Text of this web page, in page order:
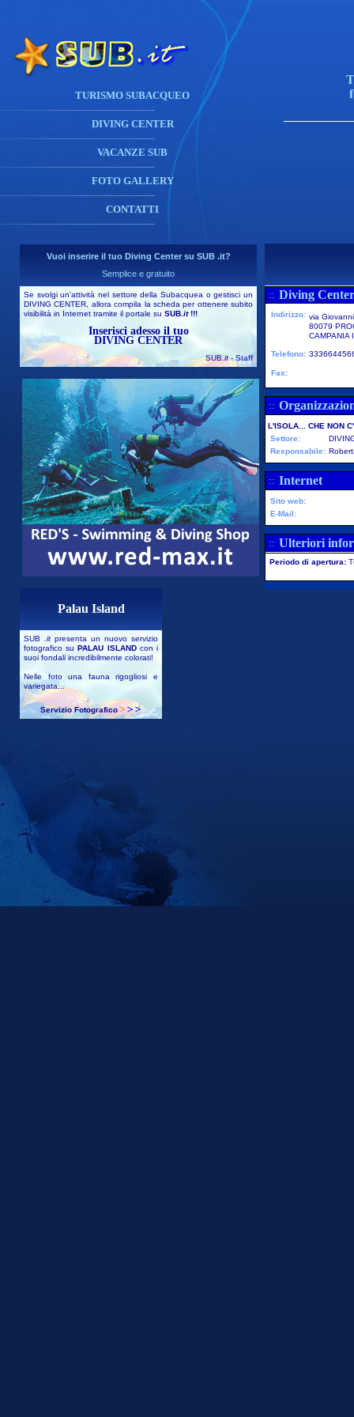
TURISMO SUBACQUEO
DIVING CENTER
VACANZE SUB
FOTO GALLERY
CONTATTI
Vuoi inserire il tuo Diving Center su SUB .it?
Semplice e gratuito
Se svolgi un'attività nel settore della Subacquea o gestisci un
DIVING CENTER, allora compila la scheda per ottenere subito
visibilità in Internet tramite il portale su SUB .it!!!
Inserisci adesso il tuo
DIVING CENTER
SUB.it- Staff
Palau Island
SUB .it presenta un nuovo servizio
fotografico suPALAU ISLANDcon i
suoi fondali incredibilmente colorati!
Nelle foto una fauna rigogliosi e
variegata...
Servizio Fotografico
:: Diving
Indirizzo: via
80079
CAMPANIA
Telefono:
Fax:
::
L'ISOLA... CHE NON
Settore:
Responsabile:
:: Internet
Sito web:
E-Mail:
:: Ulteriori
Periodo di apertura: